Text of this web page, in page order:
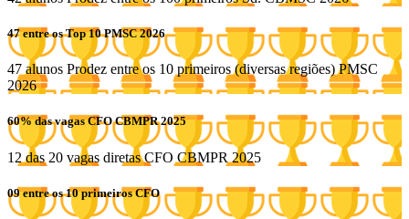
47 entre os Top 10 PMSC 2026
47 alunos Prodez entre os 10 primeiros (diversas regiões) PMSC
2026
60% das vagas CFO CBMPR 2025
12 das 20 vagas diretas CFO CBMPR 2025
09 entre os 10 primeiros CFO